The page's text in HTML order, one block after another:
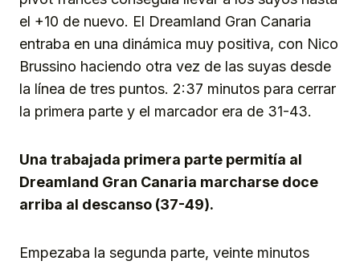
el +10 de nuevo. El Dreamland Gran Canaria
entraba en una dinámica muy positiva, con Nico
Brussino haciendo otra vez de las suyas desde
la línea de tres puntos. 2:37 minutos para cerrar
la primera parte y el marcador era de 31-43.
Una trabajada primera parte permitía al
Dreamland Gran Canaria marcharse doce
arriba al descanso (37-49).
Empezaba la segunda parte, veinte minutos